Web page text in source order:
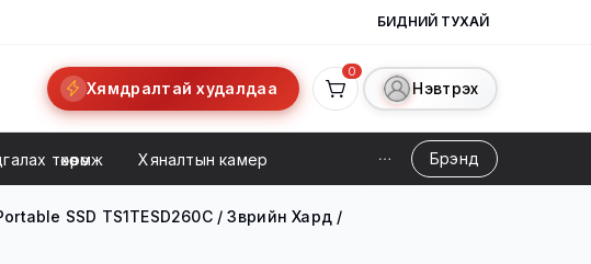
БИДНИЙ ТУХАЙ
Хямдралтай худалдаа
0
Нэвтрэх
төхөөрөмж Хяналтын камер Брэнд
SSD TS1TESD260C / Зөөврийн Хард /